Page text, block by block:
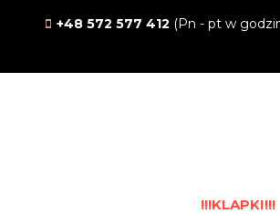
+48 572 577 412 (Pn - pt w
!!!KLAPKI!!!